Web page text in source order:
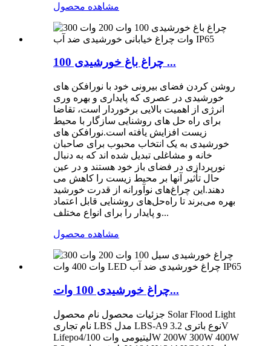
مشاهده محصول
چراغ باغ خورشیدی 100 ...
روشن کردن فضای بیرونی خود با نورافکن های
خورشیدی در عصری که پایداری و بهره وری
انرژی از اهمیت بالایی برخوردار است، تقاضا
برای راه حل های روشنایی سازگار با محیط
زیست افزایش یافته است.نورافکن های
خورشیدی به یک انتخاب محبوب برای صاحبان
خانه و مشاغلی تبدیل شده اند که به دنبال
نورپردازی در فضای باز خود هستند و در عین
حال تأثیر آنها بر محیط زیست را کاهش می
دهند.این چراغ‌های نوآورانه از قدرت خورشید
بهره می‌برند تا راه‌حل‌های روشنایی قابل اعتماد
و پایدار را برای انواع مختلف...
مشاهده محصول
چراغ خورشیدی 100 وات...
جزئیات محصول نام محصول Solar Flood Light
نام تجاری LBS مدل LBS-A9 نوع باتری 3.2V
Lifepo4/لیتیومی وات 100W 200W 300W 400W